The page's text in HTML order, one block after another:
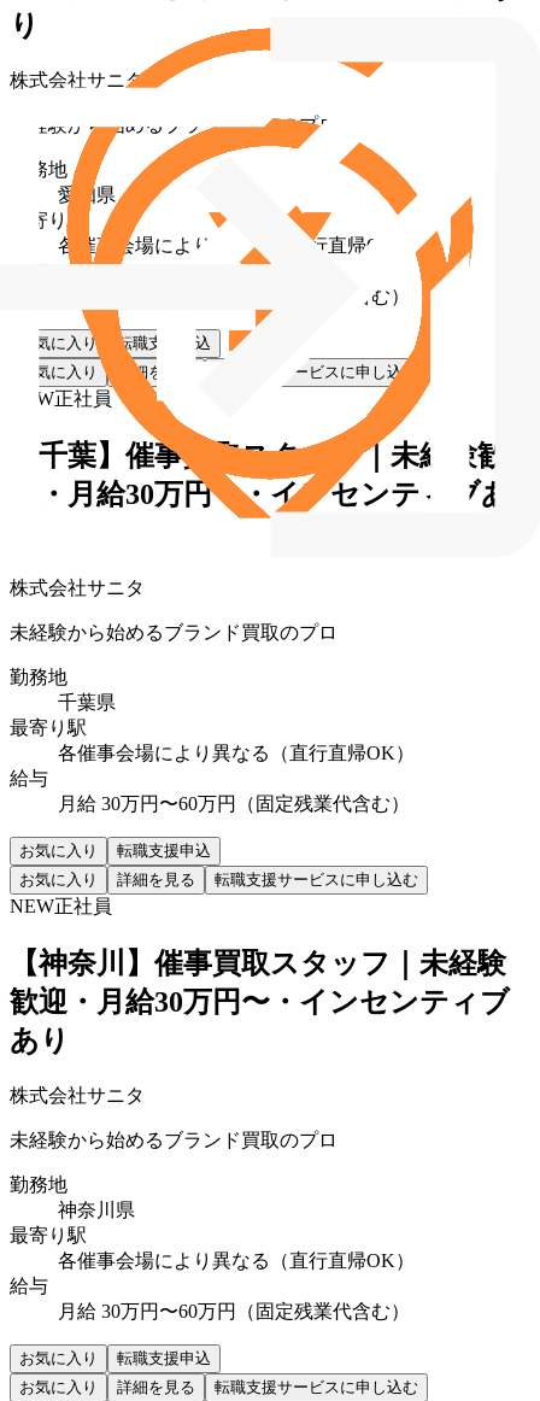
り
株式会社サニタ
未経験から始めるブランド買取のプロ
勤務地
愛知県
最寄り駅
各催事会場により異なる（直行直帰OK）
月給 30万円〜60万円（固定残業代含む）
お気に入り
転職支援申込
お気に入り
詳細を見る 転職支援サービスに申し込む
NEW正社員
【千葉】催事買取スタッフ｜未経験歓
迎・月給30万円〜・インセンティブあ
株式会社サニタ
未経験から始めるブランド買取のプロ
勤務地
千葉県
最寄り駅
各催事会場により異なる（直行直帰OK）
給与
月給 30万円〜60万円（固定残業代含む）
お気に入り
転職支援申込
お気に入り
詳細を見る 転職支援サービスに申し込む
NEW正社員
【神奈川】催事買取スタッフ｜未経験
歓迎・月給30万円〜・インセンティブ
あり
株式会社サニタ
未経験から始めるブランド買取のプロ
勤務地
神奈川県
最寄り駅
各催事会場により異なる（直行直帰OK）
給与
月給 30万円〜60万円（固定残業代含む）
お気に入り
転職支援申込
お気に入り
詳細を見る 転職支援サービスに申し込む